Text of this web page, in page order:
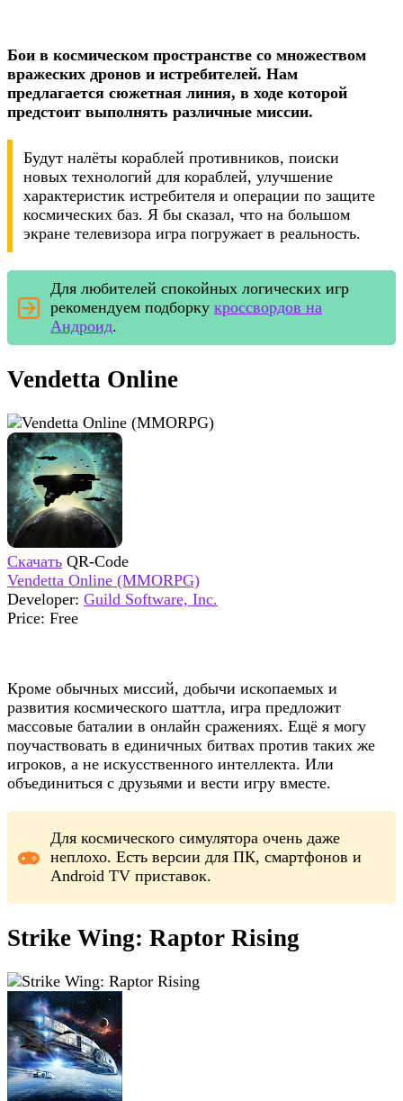
Бои в космическом пространстве со множеством
вражеских дронов и истребителей. Нам
предлагается сюжетная линия, в ходе которой
предстоит выполнять различные миссии.
Будут налёты кораблей противников, поиски
новых технологий для кораблей, улучшение
характеристик истребителя и операции по защите
космических баз. Я бы сказал, что на большом
экране телевизора игра погружает в реальность.
Для любителей спокойных логических игр
рекомендуем подборку кроссвордов на
Андроид.
Vendetta Online
Скачать QR-Code
Vendetta Online (MMORPG)
Developer: Guild Software, Inc.
Price: Free
Кроме обычных миссий, добычи ископаемых и
развития космического шаттла, игра предложит
массовые баталии в онлайн сражениях. Ещё я могу
поучаствовать в единичных битвах против таких же
игроков, а не искусственного интеллекта. Или
объединиться с друзьями и вести игру вместе.
Для космического симулятора очень даже
неплохо. Есть версии для ПК, смартфонов и
Android TV приставок.
Strike Wing: Raptor Rising